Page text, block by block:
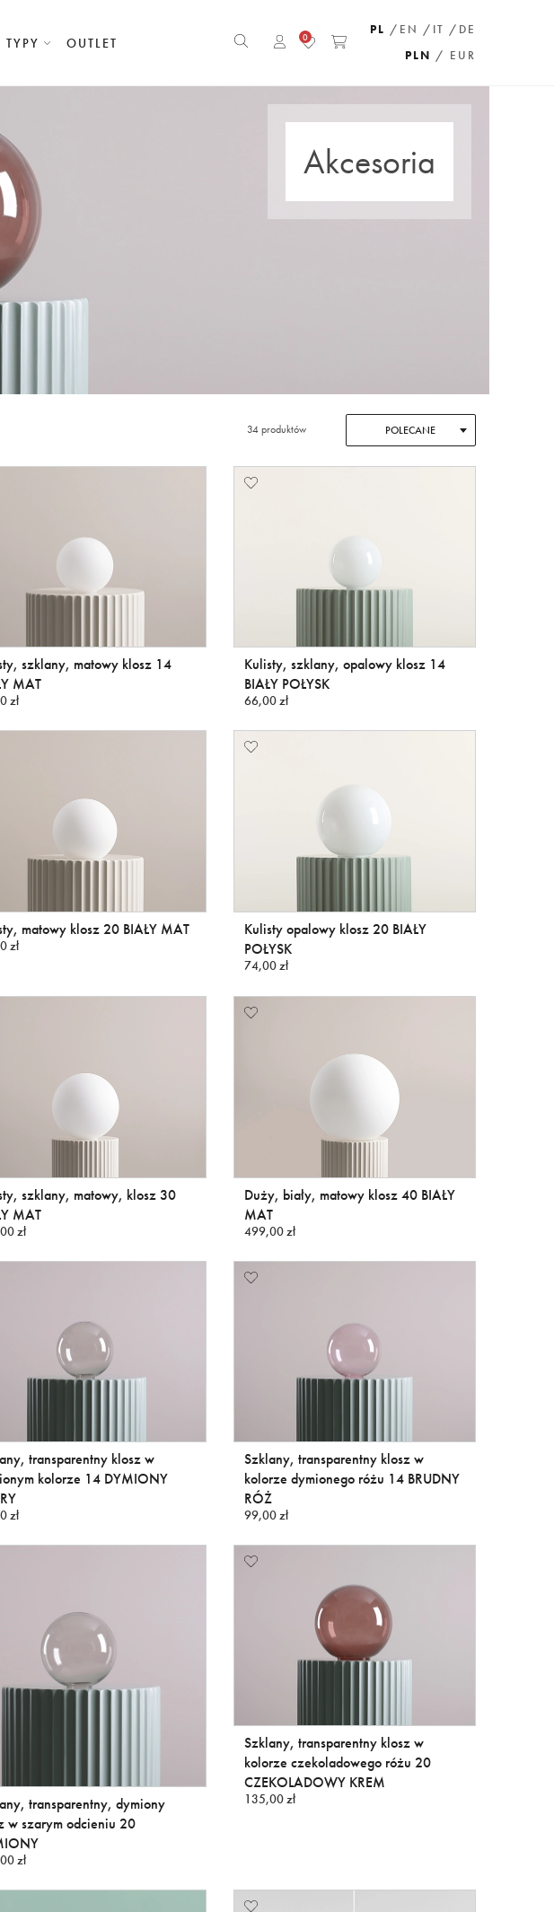
TYPY OUTLET 0
PL /EN /IT /DE
PLN / EUR
Akcesoria
34 produktów POLECANE
szklany, matowy klosz 14
MAT
zł
Kulisty, szklany, opalowy klosz 14
BIAŁY POŁYSK
66,00 zł
matowy klosz 20 BIAŁY MAT
zł
Kulisty opalowy klosz 20 BIAŁY
POŁYSK
74,00 zł
szklany, matowy, klosz 30
MAT
zł
Duży, biały, matowy klosz 40 BIAŁY
MAT
499,00 zł
transparentny klosz w
kolorze 14 DYMIONY
zł
Szklany, transparentny klosz w
kolorze dymionego różu 14 BRUDNY
RÓŻ
99,00 zł
transparentny, dymiony
w szarym odcieniu 20
zł
Szklany, transparentny klosz w
kolorze czekoladowego różu 20
CZEKOLADOWY KREM
135,00 zł